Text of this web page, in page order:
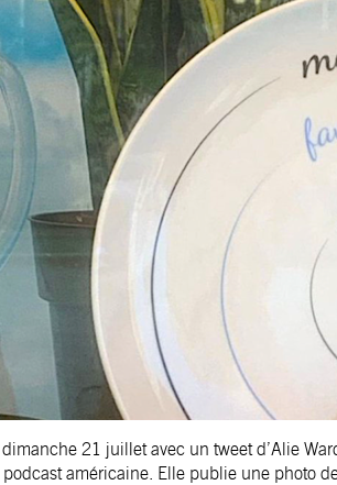
21 juillet avec un tweet d’Alie
américaine. Elle publie une photo